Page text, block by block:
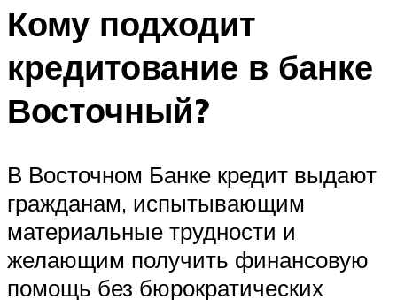
Кому подходит
кредитование в банке
Восточный?
В Восточном Банке кредит выдают
гражданам, испытывающим
материальные трудности и
желающим получить финансовую
помощь без бюрократических